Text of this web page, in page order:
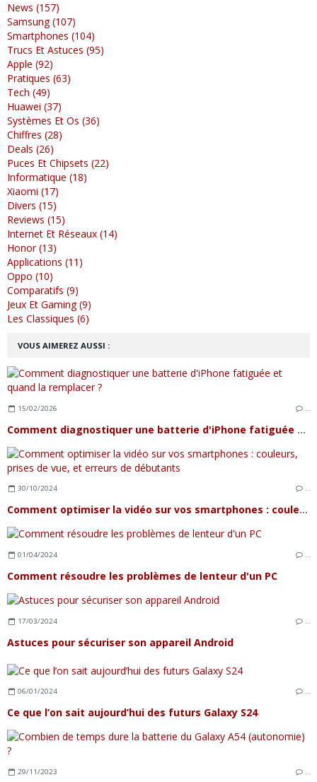
VOUS AIMEREZ AUSSI :
15/02/2026 …
Comment diagnostiquer une batterie d'iPhone fatiguée et quand la remplacer ?
30/10/2024 …
Comment optimiser la vidéo sur vos smartphones : couleurs, prises de vue, et erreurs de débutants
01/04/2024 …
Comment résoudre les problèmes de lenteur d'un PC
17/03/2024 …
Astuces pour sécuriser son appareil Android
06/01/2024 …
Ce que l’on sait aujourd’hui des futurs Galaxy S24
29/11/2023 …
News (157)
Samsung (107)
Smartphones (104)
Trucs Et Astuces (95)
Apple (92)
Pratiques (63)
Tech (49)
Huawei (37)
Systèmes Et Os (36)
Chiffres (28)
Deals (26)
Puces Et Chipsets (22)
Informatique (18)
Xiaomi (17)
Divers (15)
Reviews (15)
Internet Et Réseaux (14)
Honor (13)
Applications (11)
Oppo (10)
Comparatifs (9)
Jeux Et Gaming (9)
Les Classiques (6)